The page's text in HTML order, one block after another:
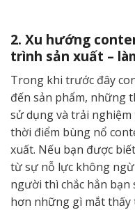
2. Xu hướng
trình sản xuất –
Trong khi trước đây
đến sản phẩm, những
sử dụng và trải nghiệm
thời điểm bùng nổ
xuất. Nếu bạn được
từ sự nỗ lực không
người thì chắc hẳn
hơn những gì mắt thấy